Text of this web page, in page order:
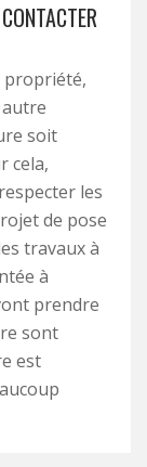
propriété,
autre
soit
cela,
les
de pose
travaux à
à
prendre
sont
est